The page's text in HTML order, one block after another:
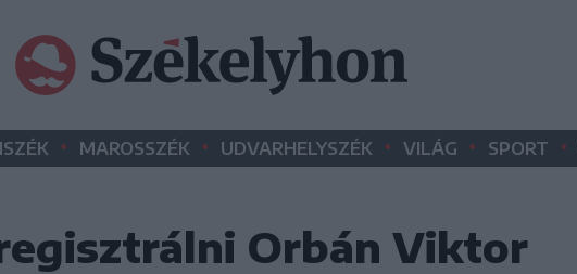
• MAROSSZÉK • UDVARHELYSZÉK • VILÁG • SPORT •
Orbán Viktor